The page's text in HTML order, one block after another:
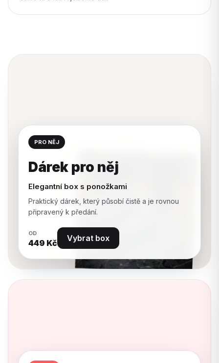
PRO NĚJ
Dárek pro něj
Elegantní box s ponožkami
Praktický dárek, který působí čistě a je rovnou
připravený k předání.
OD
449 Kč Vybrat box